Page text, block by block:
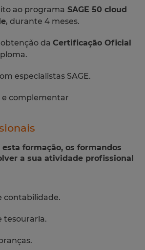
ao programa SAGE 50 cloud
, durante 4 meses.
da Certificação Oficial
especialistas SAGE.
e complementar
formação, os formandos
a sua atividade profissional
contabilidade.
tesouraria.